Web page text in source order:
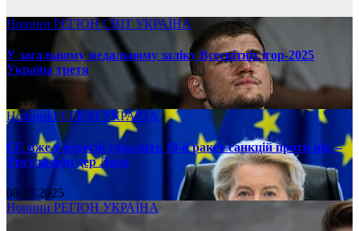
Новини РЕГІОНСВІТ УКРАЇНА
У загальному медальному заліку Всесвітніх ігор-2025
Україна третя
08.17.2025
НовиниРЕГІОН УКРАЇНА
ЄС вже у вересні ухвалить 19-й ракет санкцій проти рф, –
Урсула фон дер Ляєн
08.17.2025
Новини РЕГІОН УКРАЇНА